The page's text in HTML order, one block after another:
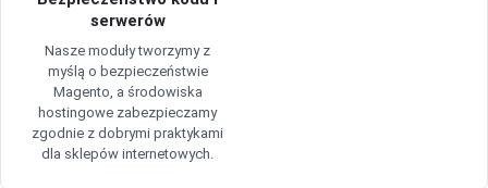
serwerów
Nasze moduły tworzymy z
myślą o bezpieczeństwie
Magento, a środowiska
hostingowe zabezpieczamy
zgodnie z dobrymi praktykami
dla sklepów internetowych.